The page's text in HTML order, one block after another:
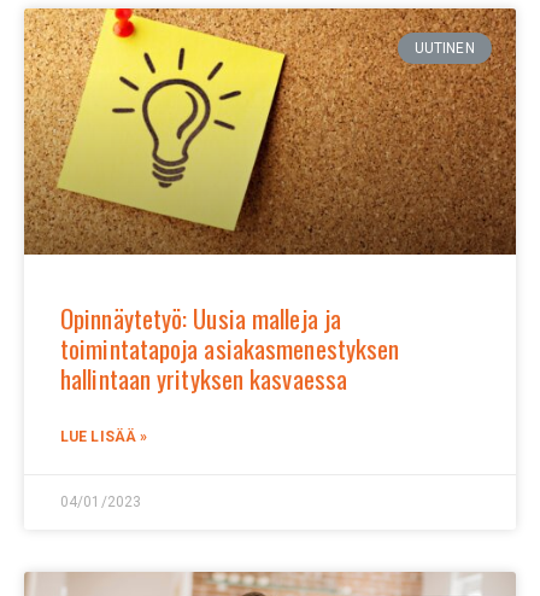
UUTINEN
Opinnäytetyö: Uusia malleja ja
toimintatapoja asiakasmenestyksen
hallintaan yrityksen kasvaessa
LUE LISÄÄ »
04/01/2023